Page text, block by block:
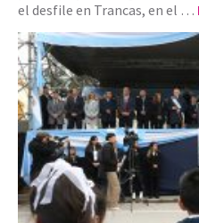
el desfile en Trancas, en el …